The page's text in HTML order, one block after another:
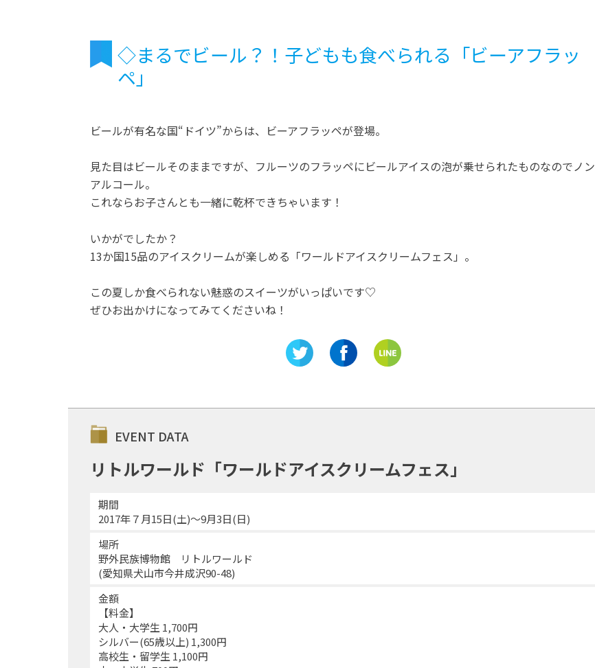
◇まるでビール？！子どもも食べられる「ビーアフラッ
ペ」
ビールが有名な国“ドイツ”からは、ビーアフラッペが登場。
見た目はビールそのままですが、フルーツのフラッペにビールアイスの泡が乗せられたものなのでノン
アルコール。
これならお子さんとも一緒に乾杯できちゃいます！
いかがでしたか？
13か国15品のアイスクリームが楽しめる「ワールドアイスクリームフェス」。
この夏しか食べられない魅惑のスイーツがいっぱいです♡
ぜひお出かけになってみてくださいね！
EVENT DATA
リトルワールド「ワールドアイスクリームフェス」
期間
2017年７月15日(土)～9月3日(日)
場所
野外民族博物館 リトルワールド
(愛知県犬山市今井成沢90-48)
金額
【料金】
大人・大学生 1,700円
シルバー(65歳以上) 1,300円
高校生・留学生 1,100円